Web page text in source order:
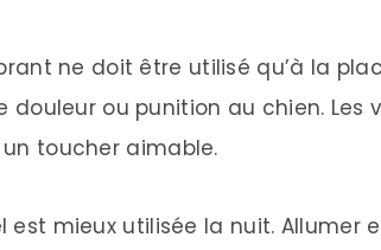
ne doit être utilisé qu’à la
douleur ou punition au chien. Les
toucher aimable.
mieux utilisée la nuit. Allumer